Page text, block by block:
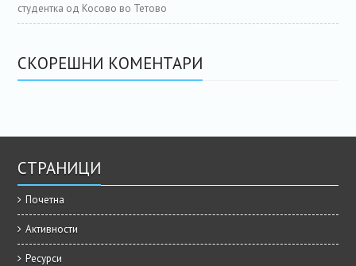
студентка од Косово во Тетово
СКОРЕШНИ КОМЕНТАРИ
СТРАНИЦИ
Почетна
Активности
Ресурси